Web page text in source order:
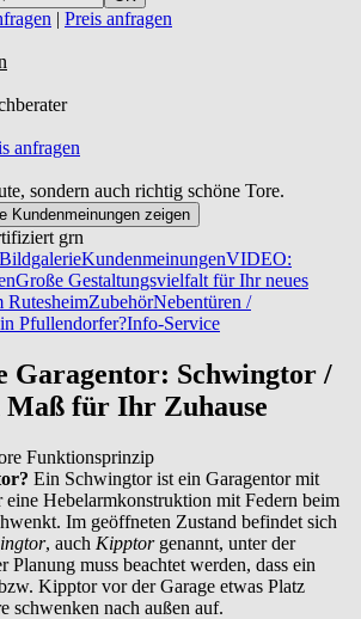
| Preis anfragen
anfragen
sondern auch richtig schöne Tore.
Kundenmeinungen zeigen
KundenmeinungenVIDEO:
Große Gestaltungsvielfalt für Ihr neues
RutesheimZubehörNebentüren /
Pfullendorfer?Info-Service
Garagentor: Schwingtor /
für Ihr Zuhause
Ein Schwingtor ist ein Garagentor mit
eine Hebelarmkonstruktion mit Federn beim
Im geöffneten Zustand befindet sich
, auch Kipptorgenannt, unter der
Planung muss beachtet werden, dass ein
Kipptor vor der Garage etwas Platz
schwenken nach außen auf.